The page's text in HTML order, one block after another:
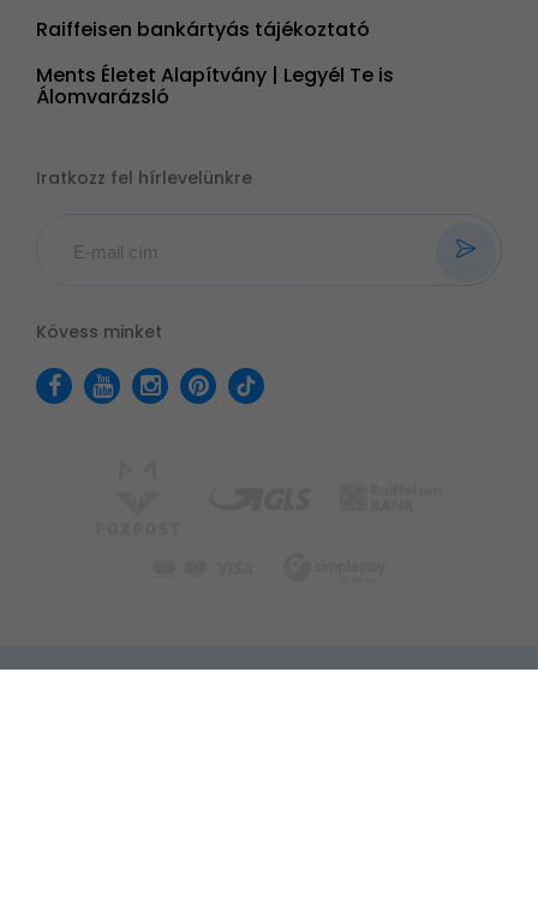
Raiffeisen bankártyás tájékoztató
Ments Életet Alapítvány | Legyél Te is
Álomvarázsló
Iratkozz fel hírlevelünkre
Kövess minket